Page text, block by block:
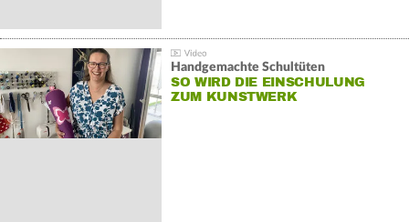
Handgemachte Schultüten
SO WIRD DIE EINSCHULUNG
ZUM KUNSTWERK